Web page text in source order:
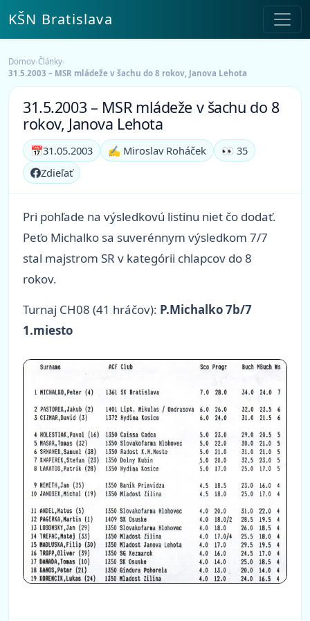
KŠN Bratislava
Domov›Články›
31.5.2003 – MSR mládeže v šachu do 8 rokov, Janova Lehota
31.5.2003 – MSR mládeže v šachu do 8
rokov, Janova Lehota
📅31.05.2003 ✍️ Miroslav Roháček
👀 35
Zdieľať
Pri pohľade na výsledkovú listinu niet čo dodať.
Peťo Michalko sa suverénnym výsledkom 7/7
stal majstrom SR v kategórii chlapcov do 8
rokov.
Turnaj CH08 (41 hráčov): P.Michalko 7b/7
1.miesto